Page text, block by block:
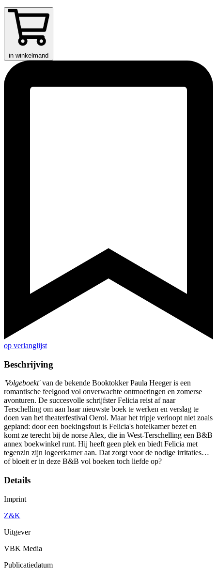
in winkelmand
op verlanglijst
Beschrijving
'Volgeboekt'van de bekende Booktokker Paula Heeger is een
romantische feelgood vol onverwachte ontmoetingen en zomerse
avonturen. De succesvolle schrijfster Felicia reist af naar
Terschelling om aan haar nieuwste boek te werken en verslag te
doen van het theaterfestival Oerol. Maar het tripje verloopt niet zoals
gepland: door een boekingsfout is Felicia's hotelkamer bezet en
komt ze terecht bij de norse Alex, die in West-Terschelling een B&B
annex boekwinkel runt. Hij heeft geen plek en biedt Felicia met
tegenzin zijn logeerkamer aan. Dat zorgt voor de nodige irritaties…
of bloeit er in deze B&B vol boeken toch liefde op?
Details
Imprint
Z&K
Uitgever
VBK Media
Publicatiedatum